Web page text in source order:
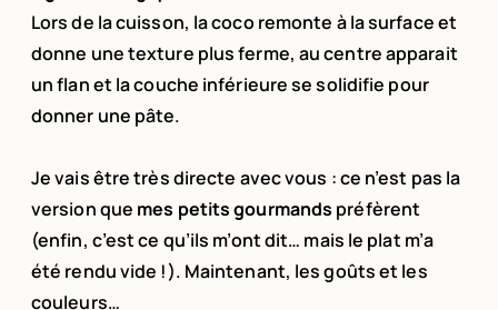
Lors de la cuisson, la coco remonte à la surface et
donne une texture plus ferme, au centre apparait
un flan et la couche inférieure se solidifie pour
donner une pâte.
Je vais être très directe avec vous : ce n’est pas la
version que mes petits gourmands préfèrent
(enfin, c’est ce qu’ils m’ont dit… mais le plat m’a
été rendu vide !). Maintenant, les goûts et les
couleurs…